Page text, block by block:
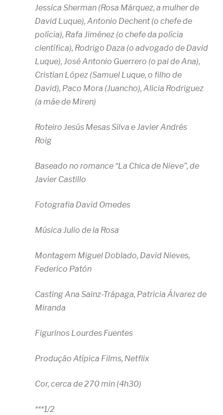
Jessica Sherman (Rosa Márquez, a mulher de
David Luque), Antonio Dechent (o chefe de
polícia), Rafa Jiménez (o chefe da polícia
científica), Rodrigo Daza (o advogado de David
Luque), José Antonio Guerrero (o pai de Ana),
Cristian López (Samuel Luque, o filho de
David), Paco Mora (Juancho), Alicia Rodriguez
(a mãe de Miren)
Roteiro Jesús Mesas Silva e Javier Andrés
Roig
Baseado no romance “La Chica de Nieve”, de
Javier Castillo
Fotografia David Omedes
Música Julio de la Rosa
Montagem Miguel Doblado, David Nieves,
Federico Patón
Casting Ana Sainz-Trápaga, Patricia Álvarez de
Miranda
Figurinos Lourdes Fuentes
Produção Atípica Films, Netflix
Cor, cerca de 270 min (4h30)
***1/2